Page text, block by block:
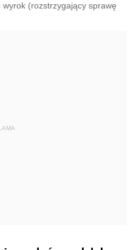
(rozstrzygający sprawę